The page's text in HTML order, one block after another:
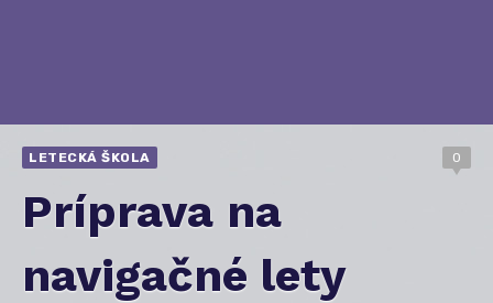
LETECKÁ ŠKOLA 0
Príprava na
navigačné lety